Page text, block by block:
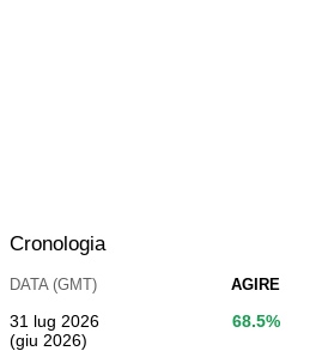
Cronologia
DATA (GMT) AGIRE
31 lug 2026
(giu 2026)
68.5%